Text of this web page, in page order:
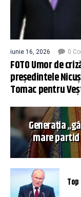
iunie 16, 2026 0
FOTO Umor de
președintele
Tomac pentru
Generația
mare